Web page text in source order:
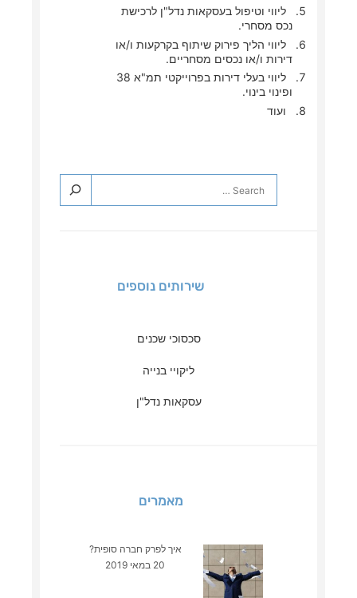
ליווי וטיפול בעסקאות נדל"ן לרכישת
נכס מסחרי.
ליווי הליך פירוק שיתוף בקרקעות ו/או
דירות ו/או נכסים מסחריים.
ליווי בעלי דירות בפרוייקטי תמ"א 38
ופינוי בינוי.
ועוד
שירותים נוספים
סכסוכי שכנים
ליקויי בנייה
עסקאות נדל"ן
מאמרים
איך לפרק חברה סופית?
20 במאי 2019